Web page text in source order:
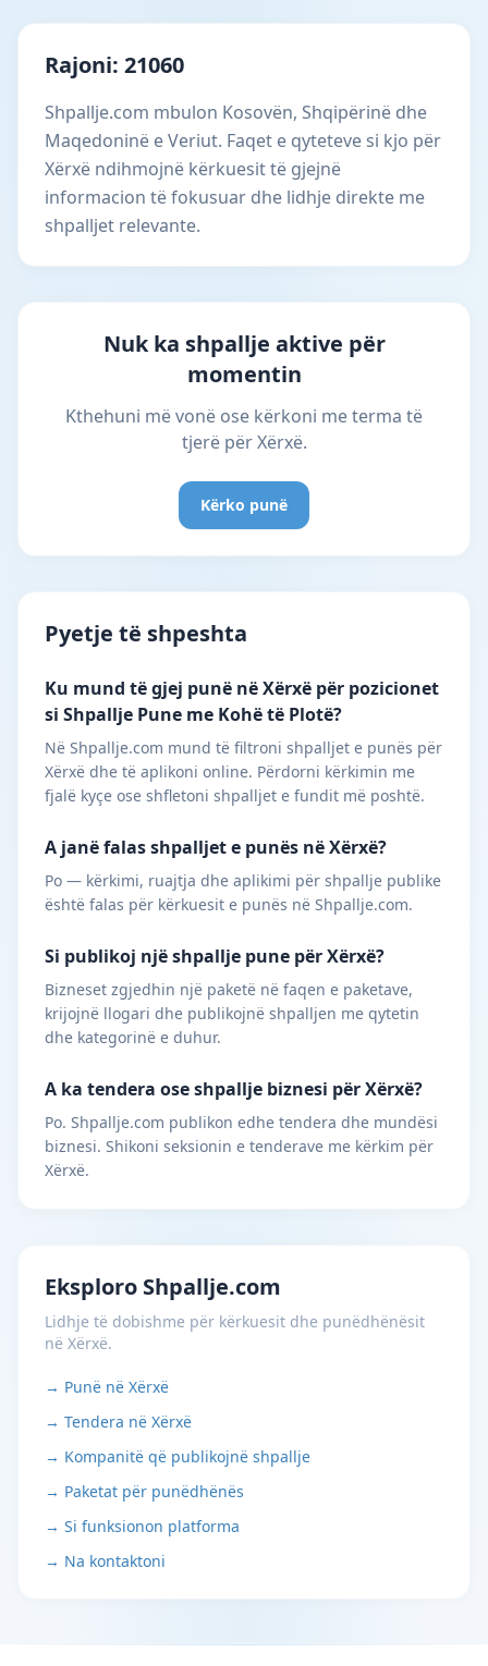
Rajoni: 21060
Shpallje.com mbulon Kosovën, Shqipërinë dhe
Maqedoninë e Veriut. Faqet e qyteteve si kjo për
Xërxë ndihmojnë kërkuesit të gjejnë
informacion të fokusuar dhe lidhje direkte me
shpalljet relevante.
Nuk ka shpallje aktive për
momentin
Kthehuni më vonë ose kërkoni me terma të
tjerë për Xërxë.
Kërko punë
Pyetje të shpeshta
Ku mund të gjej punë në Xërxë për pozicionet
si Shpallje Pune me Kohë të Plotë?
Në Shpallje.com mund të filtroni shpalljet e punës për
Xërxë dhe të aplikoni online. Përdorni kërkimin me
fjalë kyçe ose shfletoni shpalljet e fundit më poshtë.
A janë falas shpalljet e punës në Xërxë?
Po — kërkimi, ruajtja dhe aplikimi për shpallje publike
është falas për kërkuesit e punës në Shpallje.com.
Si publikoj një shpallje pune për Xërxë?
Bizneset zgjedhin një paketë në faqen e paketave,
krijojnë llogari dhe publikojnë shpalljen me qytetin
dhe kategorinë e duhur.
A ka tendera ose shpallje biznesi për Xërxë?
Po. Shpallje.com publikon edhe tendera dhe mundësi
biznesi. Shikoni seksionin e tenderave me kërkim për
Xërxë.
Eksploro Shpallje.com
Lidhje të dobishme për kërkuesit dhe punëdhënësit
në Xërxë.
→ Punë në Xërxë
→ Tendera në Xërxë
→ Kompanitë që publikojnë shpallje
→ Paketat për punëdhënës
→ Si funksionon platforma
→ Na kontaktoni